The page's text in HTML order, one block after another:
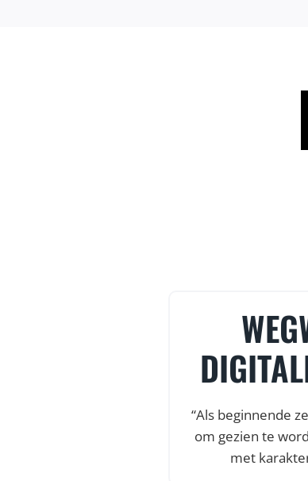
“Als beginnende
om gezien te
met